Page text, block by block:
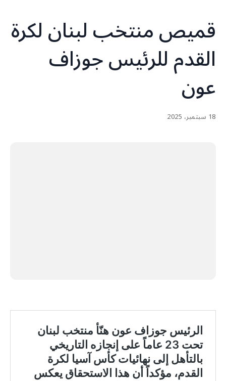
قميص منتخب لبنان لكرة
القدم للرئيس جوزاف
عون
18 سبتمبر، 2025